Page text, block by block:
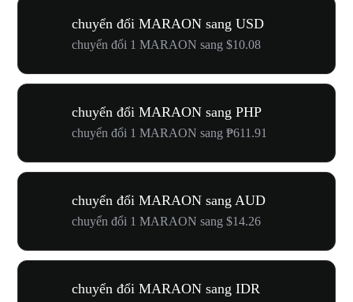
chuyển đổi MARAON sang USD
chuyển đổi 1 MARAON sang $10.08
chuyển đổi MARAON sang PHP
chuyển đổi 1 MARAON sang ₱611.91
chuyển đổi MARAON sang AUD
chuyển đổi 1 MARAON sang $14.26
chuyển đổi MARAON sang IDR